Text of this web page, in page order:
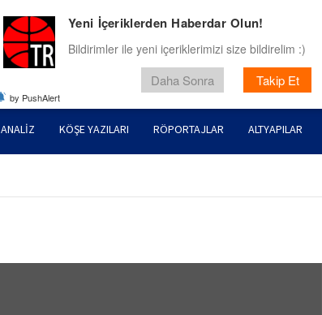
ANALIZ KÖŞE YAZILARI RÖPORTAJLAR ALTYAPILAR
Yeni İçeriklerden Haberdar Olun!
Bildirimler ile yeni içeriklerimizi size bildirelim :)
Daha Sonra Takip Et
by PushAlert